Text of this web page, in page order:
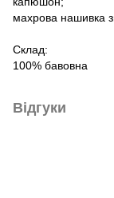
махрова нашивка
Склад:
100% бавовна
Відгуки